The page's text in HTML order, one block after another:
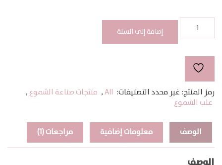
معدن
إضافة إلى السلة
رمز المنتج: غير محدد التصنيفات: All
, منتجات صناعة الشموع ,
علب الشموع
الوصف معلومات إضافية مراجعات (1)